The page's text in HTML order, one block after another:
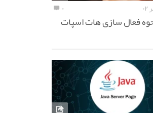
۰
فعال سازی هات اسپات